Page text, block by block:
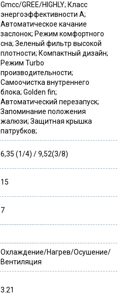
Gmcc/GREE/HIGHLY; Класс
энергоэффективности А;
Автоматическое качание
заслонок; Режим комфортного
сна; Зеленый фильтр высокой
плотности; Компактный дизайн;
Режим Turbo
производительности;
Самоочистка внутреннего
блока; Golden fin;
Автоматический перезапуск;
Запоминание положения
жалюзи; Защитная крышка
патрубков;
6,35 (1/4) / 9,52(3/8)
15
7
Охлаждение/Нагрев/Осушение/
Вентиляция
3.21